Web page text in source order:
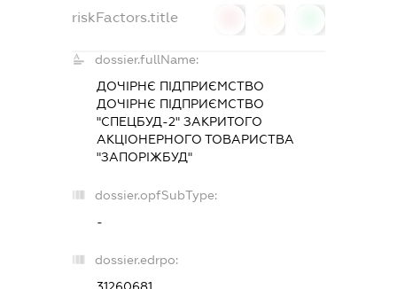
riskFactors.title
dossier.fullName:
ДОЧІРНЄ ПІДПРИЄМСТВО
ДОЧІРНЄ ПІДПРИЄМСТВО
"СПЕЦБУД-2" ЗАКРИТОГО
АКЦІОНЕРНОГО ТОВАРИСТВА
"ЗАПОРІЖБУД"
dossier.opfSubType:
-
dossier.edrpo:
31260681